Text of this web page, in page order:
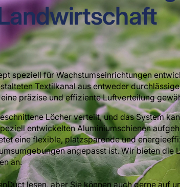
speziell für Wachstumseinrichtungen
Textilkanal aus entweder
präzise und effiziente Luftverteilung
Löcher verteilt, und das System
entwickelten Aluminiumschienen
eine flexible, platzsparende und
angepasst ist. Wir bieten die
an.
lesen, aber Sie können auch gerne auf